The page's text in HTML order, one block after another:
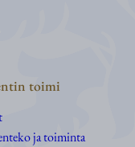
toimi
ja toiminta